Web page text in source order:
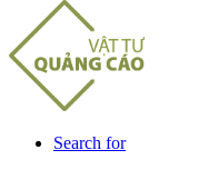
Search for